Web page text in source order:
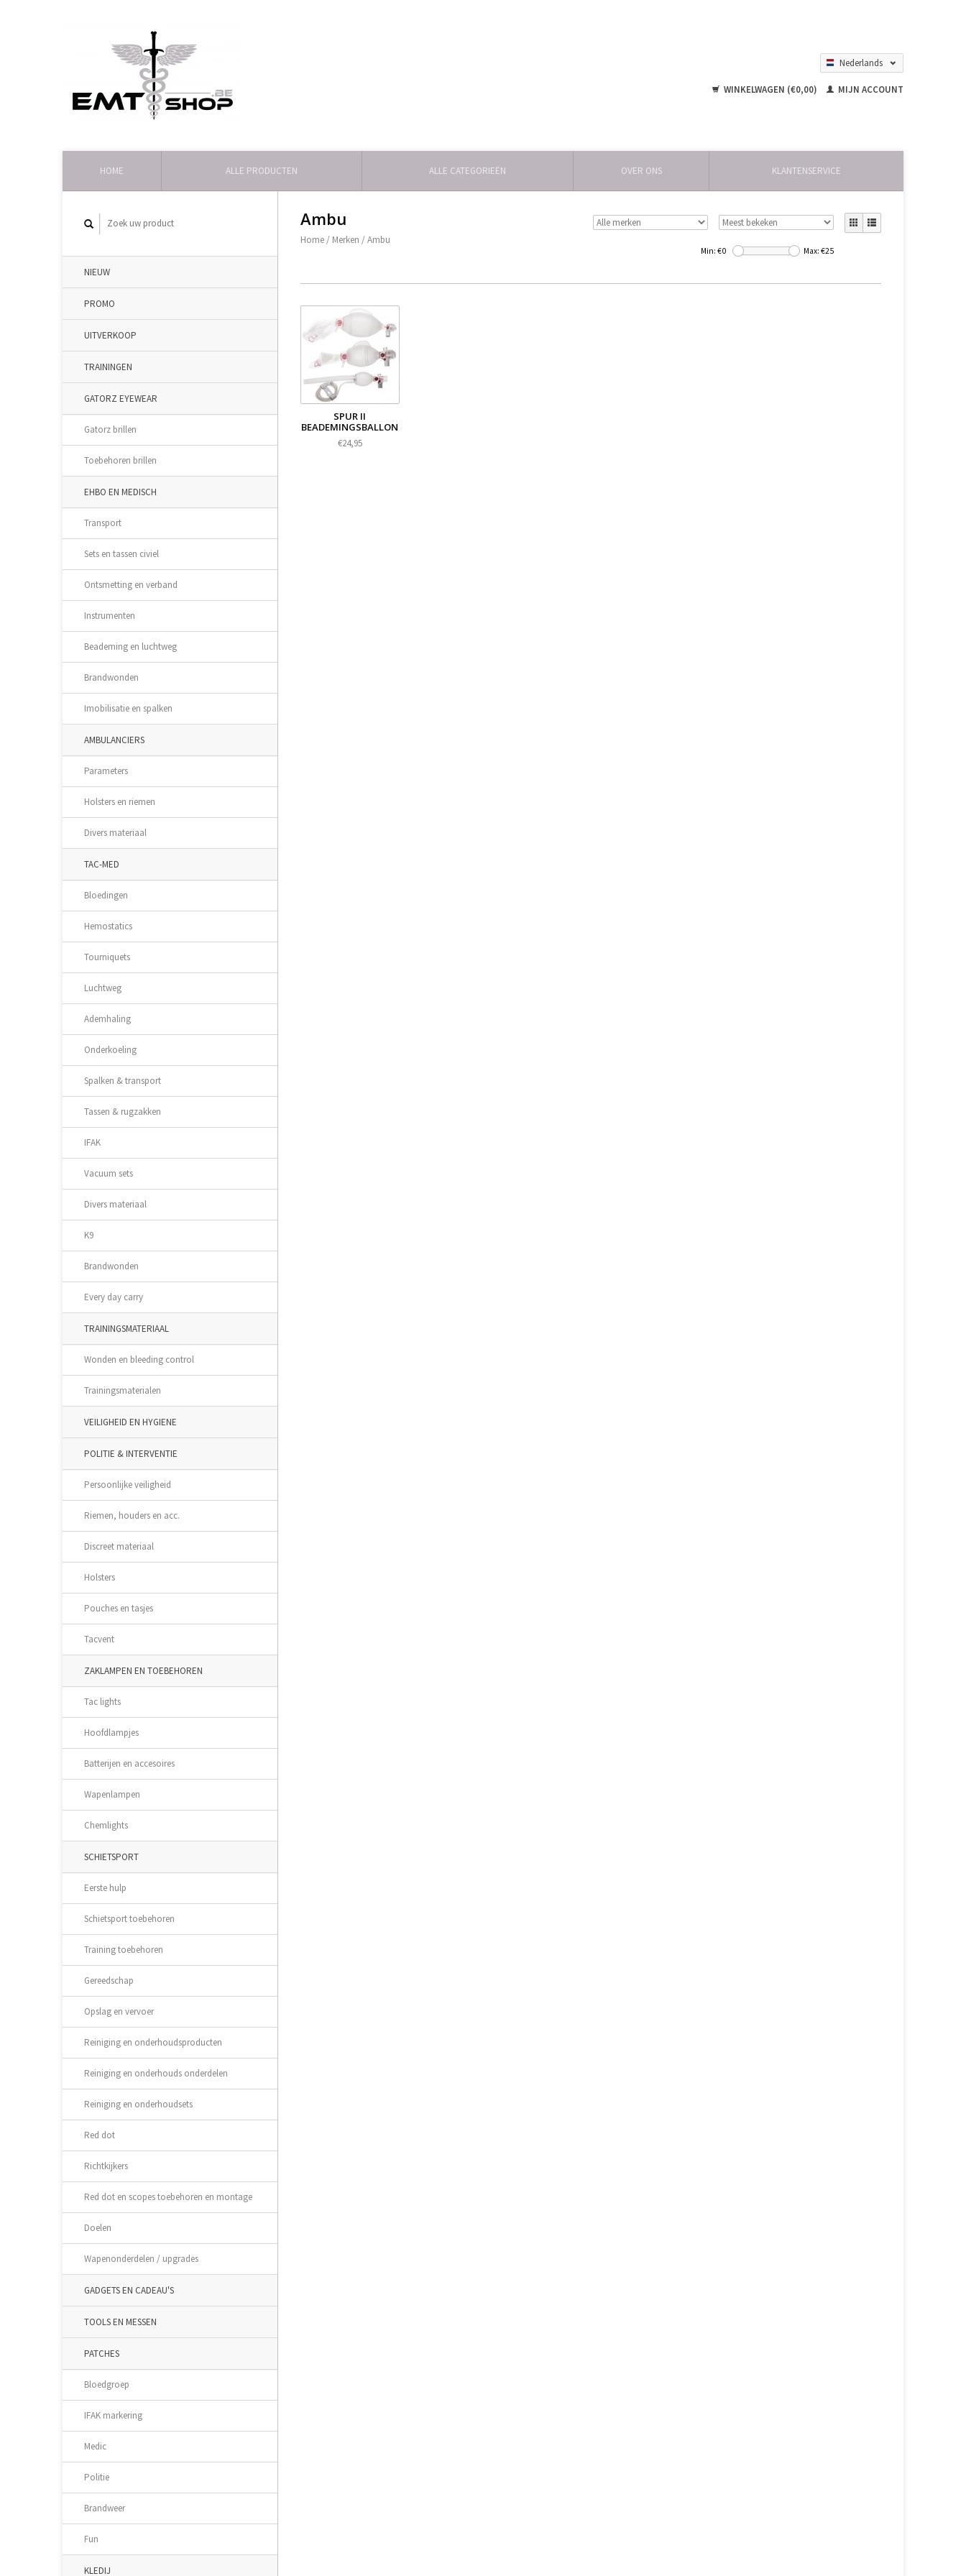
Nederlands
WINKELWAGEN (€0,00)
MIJN ACCOUNT
HOME ALLE PRODUCTEN ALLE CATEGORIEËN OVER ONS KLANTENSERVICE
NIEUW
PROMO
UITVERKOOP
TRAININGEN
GATORZ EYEWEAR
Gatorz brillen
Toebehoren brillen
EHBO EN MEDISCH
Transport
Sets en tassen civiel
Ontsmetting en verband
Instrumenten
Beademing en luchtweg
Brandwonden
Imobilisatie en spalken
AMBULANCIERS
Parameters
Holsters en riemen
Divers materiaal
TAC-MED
Bloedingen
Hemostatics
Tourniquets
Luchtweg
Ademhaling
Onderkoeling
Spalken & transport
Tassen & rugzakken
IFAK
Vacuum sets
Divers materiaal
K9
Brandwonden
Every day carry
TRAININGSMATERIAAL
Wonden en bleeding control
Trainingsmaterialen
VEILIGHEID EN HYGIENE
POLITIE & INTERVENTIE
Persoonlijke veiligheid
Riemen, houders en acc.
Discreet materiaal
Holsters
Pouches en tasjes
Tacvent
ZAKLAMPEN EN TOEBEHOREN
Tac lights
Hoofdlampjes
Batterijen en accesoires
Wapenlampen
Chemlights
SCHIETSPORT
Eerste hulp
Schietsport toebehoren
Training toebehoren
Gereedschap
Opslag en vervoer
Reiniging en onderhoudsproducten
Reiniging en onderhouds onderdelen
Reiniging en onderhoudsets
Red dot
Richtkijkers
Red dot en scopes toebehoren en montage
Doelen
Wapenonderdelen / upgrades
GADGETS EN CADEAU'S
TOOLS EN MESSEN
PATCHES
Bloedgroep
IFAK markering
Medic
Politie
Brandweer
Fun
KLEDIJ
Ambu
Home / Merken /Ambu
Min: €0 Max: €25
SPUR II
BEADEMINGSBALLON
€24,95